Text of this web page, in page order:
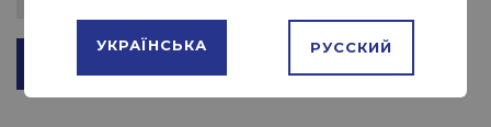
УКРАЇНСЬКА РУССКИЙ